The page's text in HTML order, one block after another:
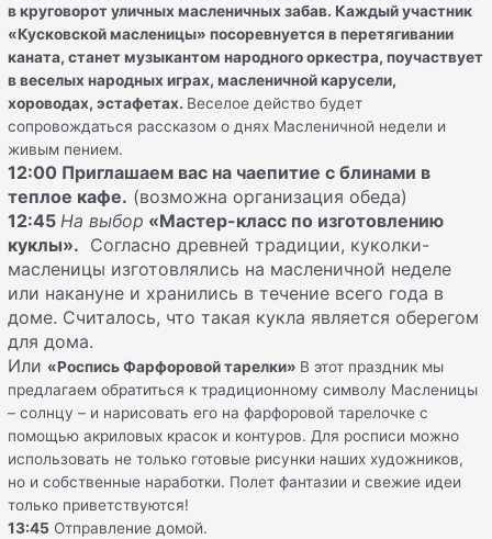
в круговорот уличных масленичных забав. Каждый участник
«Кусковской масленицы» посоревнуется в перетягивании
каната, станет музыкантом народного оркестра, поучаствует
в веселых народных играх, масленичной карусели,
хороводах, эстафетах. Веселое действо будет
сопровождаться рассказом о днях Масленичной недели и
живым пением.
12:00 Приглашаем вас на чаепитие с блинами в
теплое кафе. (возможна организация обеда)
12:45 На выбор «Мастер-класс по изготовлению
куклы». Согласно древней традиции, куколки-
масленицы изготовлялись на масленичной неделе
или накануне и хранились в течение всего года в
доме. Считалось, что такая кукла является оберегом
для дома.
Или «Роспись Фарфоровой тарелки» В этот праздник мы
предлагаем обратиться к традиционному символу Масленицы
– солнцу – и нарисовать его на фарфоровой тарелочке с
помощью акриловых красок и контуров. Для росписи можно
использовать не только готовые рисунки наших художников,
но и собственные наработки. Полет фантазии и свежие идеи
только приветствуются!
13:45 Отправление домой.